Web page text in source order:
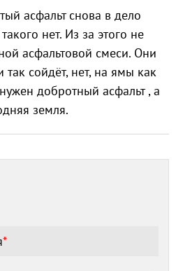
асфальт снова в дело
нет. Из за этого не
асфальтовой смеси. Они
сойдёт, нет, на ямы как
добротный асфальт , а
земля.
*